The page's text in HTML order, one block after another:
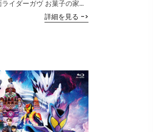
映画「仮面ライダーガヴ お菓子の家の侵略者」スペシャルコレクターズエディション（初回生産限定版） （ブルーレイディスク）
詳細を見る ->